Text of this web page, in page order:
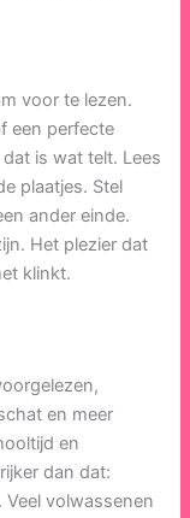
voor te lezen.
een perfecte
is wat telt. Lees
plaatjes. Stel
ander einde.
Het plezier dat
klinkt.
en meer
en
dan dat:
volwassenen